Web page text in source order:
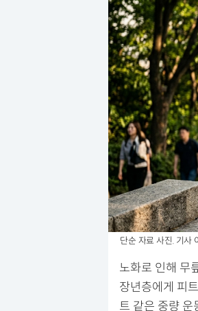
단순 자료 사진. 기사
노화로 인해 무
장년층에게 피
트 같은 중량 운